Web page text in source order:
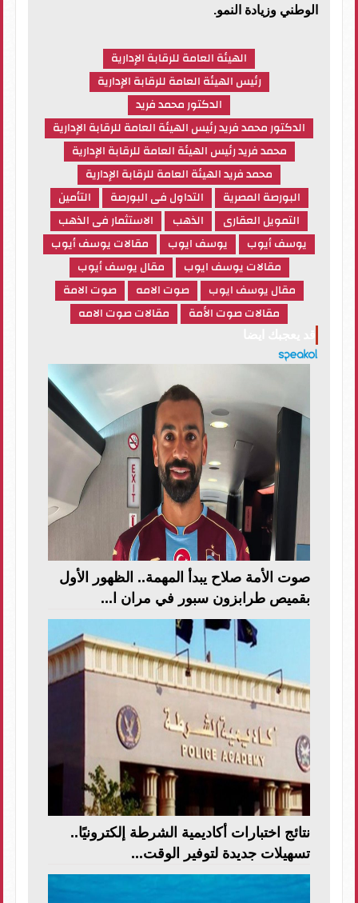
الوطني وزيادة النمو.
الهيئة العامة للرقابة الإدارية
رئيس الهيئة العامة للرقابة الإدارية
الدكتور محمد فريد
الدكتور محمد فريد رئيس الهيئة العامة للرقابة الإدارية
محمد فريد رئيس الهيئة العامة للرقابة الإدارية
محمد فريد الهيئة العامة للرقابة الإدارية
البورصة المصرية
التداول فى البورصة
التأمين
التمويل العقارى
الذهب
الاستثمار فى الذهب
يوسف أيوب
يوسف ايوب
مقالات يوسف أيوب
مقالات يوسف ايوب
مقال يوسف أيوب
مقال يوسف ايوب
صوت الامه
صوت الامة
مقالات صوت الأمة
مقالات صوت الامه
صوت الأمة صلاح يبدأ المهمة.. الظهور الأول
بقميص طرابزون سبور في مران ا...
نتائج اختبارات أكاديمية الشرطة إلكترونيًا..
تسهيلات جديدة لتوفير الوقت...